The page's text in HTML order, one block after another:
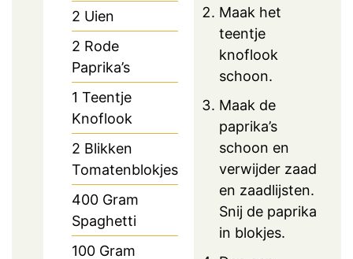
2 Uien
2 Rode
Paprika’s
1 Teentje
Knoflook
2 Blikken
Tomatenblokjes
400 Gram
Spaghetti
100 Gram
Maak het
teentje
knoflook
schoon.
Maak de
paprika’s
schoon en
verwijder zaad
en zaadlijsten.
Snij de paprika
in blokjes.